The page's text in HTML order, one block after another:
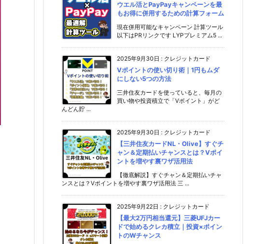
ウエル活とPayPayキャンペーンを最
もお得に併用するための計算フォーム
現在併用可能なキャンペーン 計算ツール
以下はPRリンクです LYPプレミアム5 ...
2025年9月30日 : クレジットカード
Vポイントの使い切り術｜1円もムダ
にしない5つの方法
三井住友カードを使っていると、毎月の
買い物や投資積立で「Vポイント」がど
んどん貯 ...
2025年9月30日 : クレジットカード
【三井住友カードNL・Olive】すぐチ
ャン＆定期払いチャンスとは？Vポイ
ントを増やす裏ワザ活用法
【徹底解説】すぐチャン＆定期払いチャ
ンスとは？Vポイントを増やす裏ワザ活用法 三 ...
2025年9月22日 : クレジットカード
【最大2万円相当還元】三菱UFJカー
ドで始めるクレカ積立｜投資×ポイン
トのWチャンス